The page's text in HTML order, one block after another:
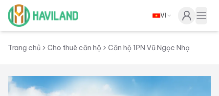
Haviland
VI
Trang chủ Cho thuê căn hộ Căn hộ 1PN Vũ Ngọc Nhạ